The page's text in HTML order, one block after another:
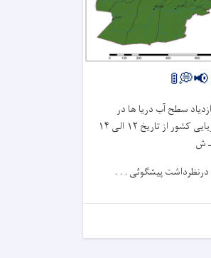
سطح آب دریا ها در
کشور از تاریخ۱۲ الی ۱۴
ش
درنظرداشت پیشگوئی . . .